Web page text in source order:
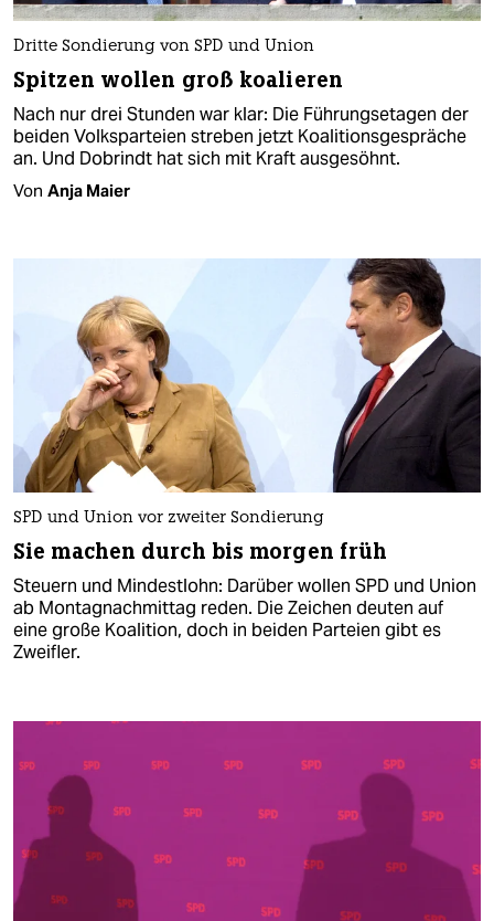
Dritte Sondierung von SPD und Union
Spitzen wollen groß koalieren
Nach nur drei Stunden war klar: Die Führungsetagen der
beiden Volksparteien streben jetzt Koalitionsgespräche
an. Und Dobrindt hat sich mit Kraft ausgesöhnt.
Von Anja Maier
SPD und Union vor zweiter Sondierung
Sie machen durch bis morgen früh
Steuern und Mindestlohn: Darüber wollen SPD und Union
ab Montagnachmittag reden. Die Zeichen deuten auf
eine große Koalition, doch in beiden Parteien gibt es
Zweifler.